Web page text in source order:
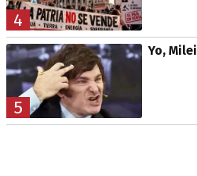
4
5
Yo, Milei